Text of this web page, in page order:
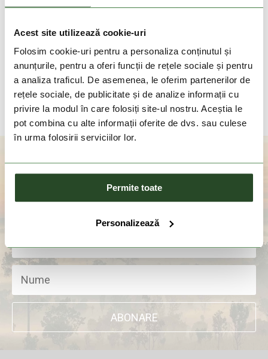
Acest site utilizează cookie-uri
Folosim cookie-uri pentru a personaliza conținutul și
anunțurile, pentru a oferi funcții de rețele sociale și pentru
a analiza traficul. De asemenea, le oferim partenerilor de
rețele sociale, de publicitate și de analize informații cu
privire la modul în care folosiți site-ul nostru. Aceștia le
pot combina cu alte informații oferite de dvs. sau culese
în urma folosirii serviciilor lor.
Permite toate
Personalizează
DOAR ONLINE
W Endless Trail Wind
539 Lei 269 Lei
XS
Aboneaza-te la newsletter
ABONARE